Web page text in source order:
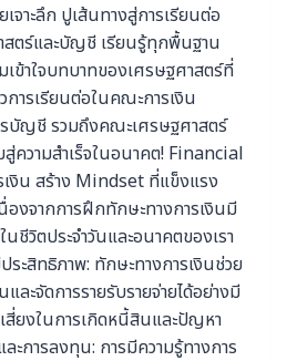
จาะลึก ปูเส้นทางสู่การเรียนต่อ
สตร์และบัญชี เรียนรู้ทุกพื้นฐาน
เข้าใจบทบาทของเศรษฐศาสตร์ที่
ารเรียนต่อในคณะการเงิน
บัญชี รวมถึงคณะเศรษฐศาสตร์
ความสำเร็จในอนาคต! Financial
งิน สร้าง Mindset ที่แข็งแรง
งจากการฝึกทักษะทางการเงินมี
ชีวิตประจำวันและอนาคตของเรา
ระสิทธิภาพ: ทักษะทางการเงินช่วย
ละจัดการรายรับรายจ่ายได้อย่างมี
สี่ยงในการเกิดหนี้สินและปัญหา
ะการลงทุน: การมีความรู้ทางการ